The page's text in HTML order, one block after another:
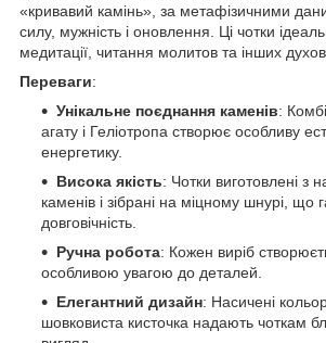
«кривавий камінь», за метафізичними
силу, мужність і оновлення. Ці чотки
медитації, читання молитов та інших
Переваги:
Унікальне поєднання каменів:
агату і Геліотропа створює особливу
енергетику.
Висока якість: Чотки виготовлені з
каменів і зібрані на міцному шнурі, що
довговічність.
Ручна робота: Кожен виріб
особливою увагою до деталей.
Елегантний дизайн: Насичені
шовковиста кисточка надають чоткам